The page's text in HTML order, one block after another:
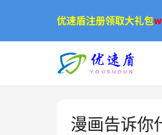
漫画告诉你
优速盾注册领取大礼包